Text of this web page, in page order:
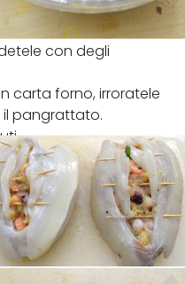
con degli
carta forno, irroratele
il pangrattato.